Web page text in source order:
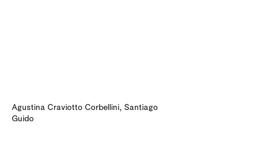
Agustina Craviotto Corbellini, Santiago
Guido